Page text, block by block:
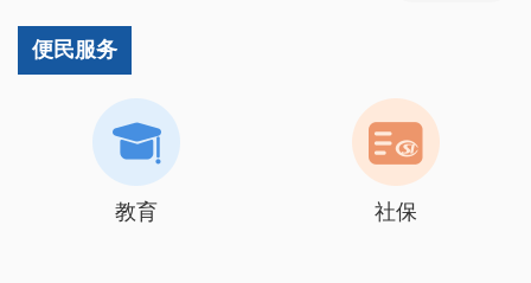
便民服务
教育 社保